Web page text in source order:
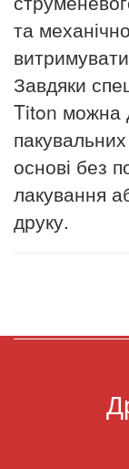
та
Завдяки
Titon можна
основі без
лакування
друку.